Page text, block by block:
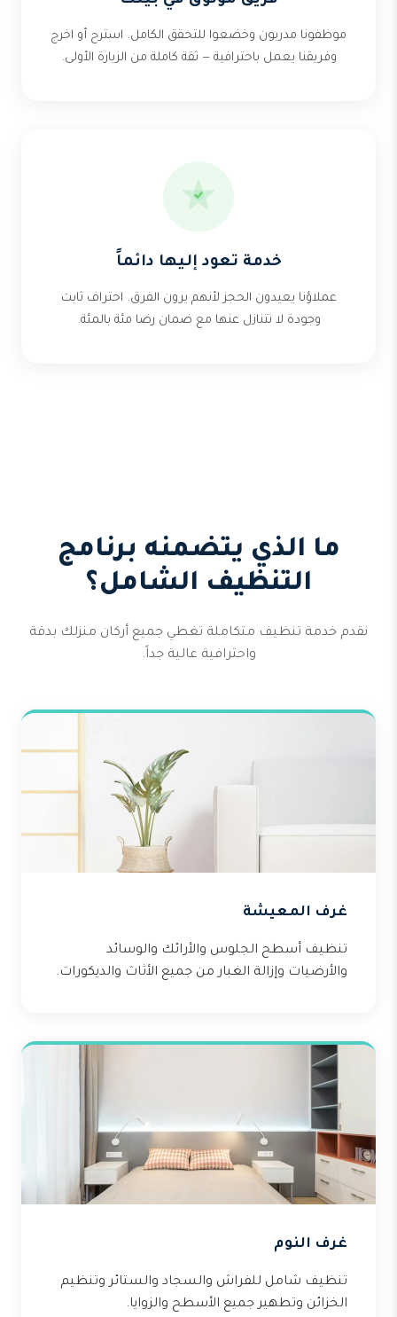
موظفونا مدربون وخضعوا للتحقق الكامل. استرح أو اخرج
وفريقنا يعمل باحترافية — ثقة كاملة من الزيارة الأولى.
خدمة تعود إليها دائماً
عملاؤنا يعيدون الحجز لأنهم يرون الفرق. احتراف ثابت
وجودة لا تتنازل عنها مع ضمان رضا مئة بالمئة.
ما الذي يتضمنه برنامج
التنظيف الشامل؟
نقدم خدمة تنظيف متكاملة تغطي جميع أركان منزلك بدقة
واحترافية عالية جداً.
غرف المعيشة
تنظيف أسطح الجلوس والأرائك والوسائد
والأرضيات وإزالة الغبار من جميع الأثاث والديكورات.
غرف النوم
تنظيف شامل للفراش والسجاد والستائر وتنظيم
الخزائن وتطهير جميع الأسطح والزوايا.